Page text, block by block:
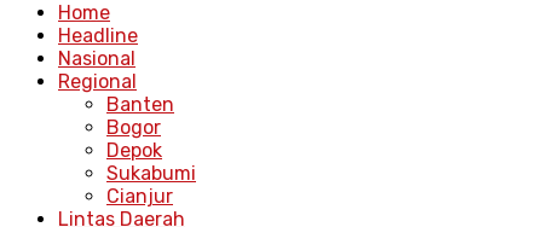
Home
Headline
Nasional
Regional
Banten
Bogor
Depok
Sukabumi
Cianjur
Lintas Daerah